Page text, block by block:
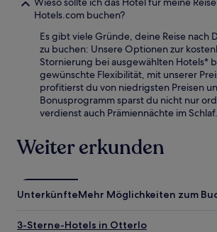
Hotels.com buchen?
Es gibt viele Gründe, deine Reise nach
zu buchen: Unsere Optionen zur
Stornierung bei ausgewählten Hotels*
gewünschte Flexibilität, mit unserer
profitierst du von niedrigsten Preisen
Bonusprogramm sparst du nicht nur
verdienst auch Prämiennächte im Schlaf.
Weiter erkunden
UnterkünfteMehr Möglichkeiten zum
3-Sterne-Hotels in Otterlo